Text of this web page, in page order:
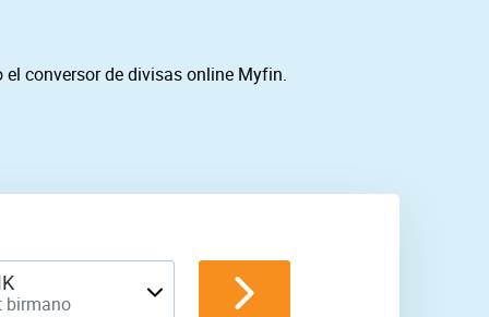
conversor de divisas online Myfin.
birmano